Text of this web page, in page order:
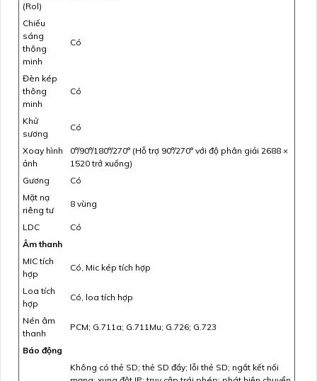
(Rol)
Chiếu
sáng
thông
minh
Có
Đèn kép
thông
minh
Có
Khử
sương
Có
Xoay hình
ảnh
0°/90°/180°/270° (Hỗ trợ 90°/270° với độ phân giải 2688 ×
1520 trở xuống)
Gương
Có
Mặt nạ
riêng tư
8 vùng
LDC
Có
Âm thanh
MIC tích
hợp
Có, Mic kép tích hợp
Loa tích
hợp
Có, loa tích hợp
Nén âm
thanh
PCM; G.711a; G.711Mu; G.726; G.723
Báo động
Không có thẻ SD; thẻ SD đầy; lỗi thẻ SD; ngắt kết nối